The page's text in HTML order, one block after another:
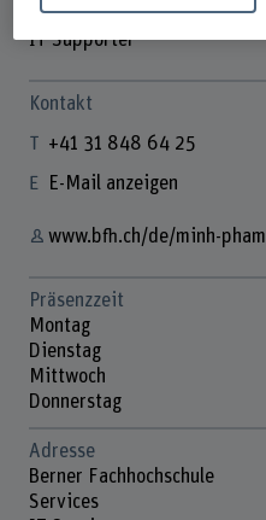
Minh Pham
IT Supporter
Kontakt
+41 31 848 64 25
E-Mail anzeigen
www.bfh.ch/de/minh-pham
Präsenzzeit
Montag
Dienstag
Mittwoch
Donnerstag
Adresse
Berner Fachhochschule
Services